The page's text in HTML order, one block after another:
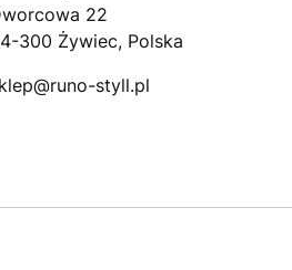
22
300 Żywiec, Polska
styll.pl